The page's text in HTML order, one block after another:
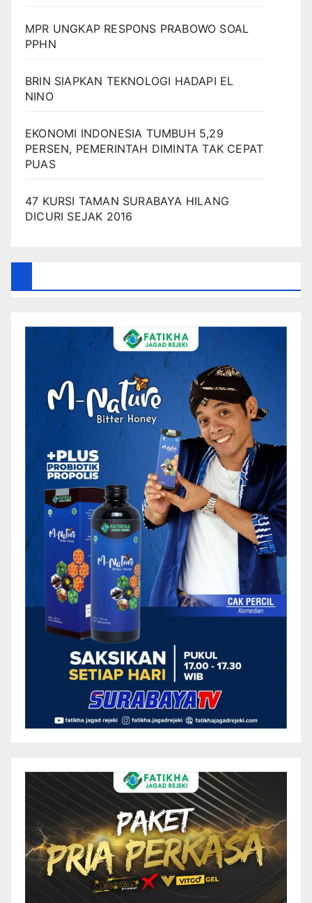
MPR UNGKAP RESPONS PRABOWO SOAL
PPHN
BRIN SIAPKAN TEKNOLOGI HADAPI EL
NINO
EKONOMI INDONESIA TUMBUH 5,29
PERSEN, PEMERINTAH DIMINTA TAK CEPAT
PUAS
47 KURSI TAMAN SURABAYA HILANG
DICURI SEJAK 2016